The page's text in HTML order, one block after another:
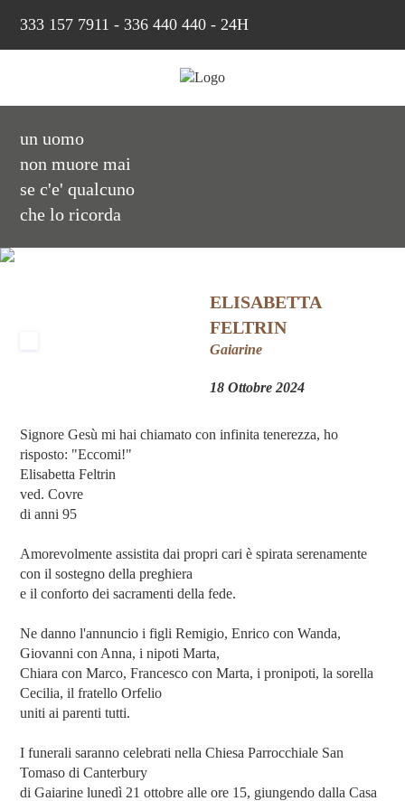
333 157 7911 - 336 440 440 - 24H
un uomo
non muore mai
se c'e' qualcuno
che lo ricorda
ELISABETTA
FELTRIN
Gaiarine
18 Ottobre 2024
Signore Gesù mi hai chiamato con infinita tenerezza, ho
risposto: "Eccomi!"
Elisabetta Feltrin
ved. Covre
di anni 95
Amorevolmente assistita dai propri cari è spirata serenamente
con il sostegno della preghiera
e il conforto dei sacramenti della fede.
Ne danno l'annuncio i figli Remigio, Enrico con Wanda,
Giovanni con Anna, i nipoti Marta,
Chiara con Marco, Francesco con Marta, i pronipoti, la sorella
Cecilia, il fratello Orfelio
uniti ai parenti tutti.
I funerali saranno celebrati nella Chiesa Parrocchiale San
Tomaso di Canterbury
di Gaiarine lunedì 21 ottobre alle ore 15, giungendo dalla Casa